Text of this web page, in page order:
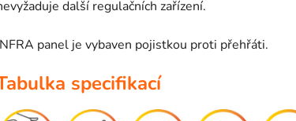
další regulačních zařízení.
panel je vybaven pojistkou proti přehřáti.
specifikací